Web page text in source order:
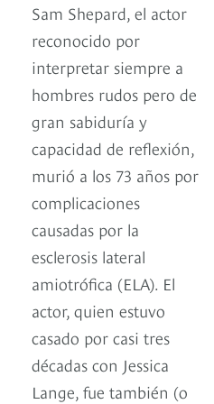
Sam Shepard, el actor
reconocido por
interpretar siempre a
hombres rudos pero de
gran sabiduría y
capacidad de reflexión,
murió a los 73 años por
complicaciones
causadas por la
esclerosis lateral
amiotrófica (ELA). El
actor, quien estuvo
casado por casi tres
décadas con Jessica
Lange, fue también (o